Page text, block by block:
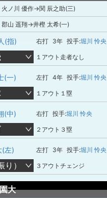
火ノ川 優作→関 辰之助(三)
郡山 遥翔→井樫 太希(一)
(指) 右打 3年 投手:堀川 怜央
１アウト走者なし
(一) 左打 4年 投手:堀川 怜央
１アウト１塁
(中) 右打 投手:堀川 怜央
２アウト３塁
(左) 左打 3年 投手:堀川 怜央
） ３アウトチェンジ
大